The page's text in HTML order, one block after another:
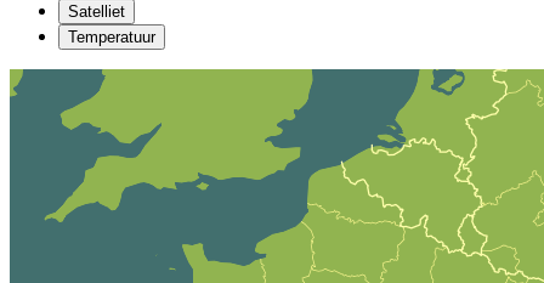
Satelliet
Temperatuur